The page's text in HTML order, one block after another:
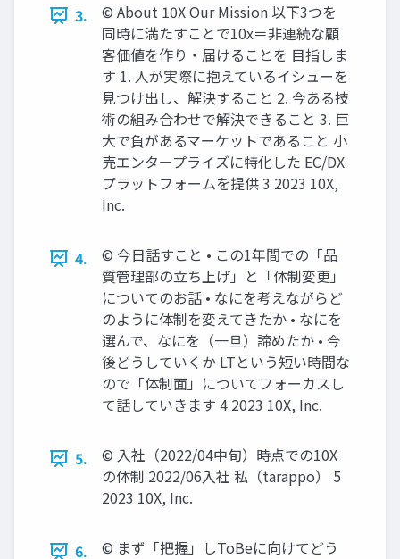
3.
©︎ About 10X Our Mission 以下3つを
同時に満たすことで10x＝非連続な顧
客価値を作り・届けることを 目指しま
す 1. 人が実際に抱えているイシューを
見つけ出し、解決すること 2. 今ある技
術の組み合わせで解決できること 3. 巨
大で負があるマーケットであること 小
売エンタープライズに特化した EC/DX
プラットフォームを提供 3 2023 10X,
Inc.
4.
©︎ 今日話すこと • この1年間での「品
質管理部の立ち上げ」と「体制変更」
についてのお話 • なにを考えながらど
のように体制を変えてきたか • なにを
選んで、なにを（一旦）諦めたか • 今
後どうしていくか LTという短い時間な
ので「体制面」についてフォーカスし
て話していきます 4 2023 10X, Inc.
5.
©︎ 入社（2022/04中旬）時点での10X
の体制 2022/06入社 私（tarappo） 5
2023 10X, Inc.
6.
©︎ まず「把握」しToBeに向けてどう